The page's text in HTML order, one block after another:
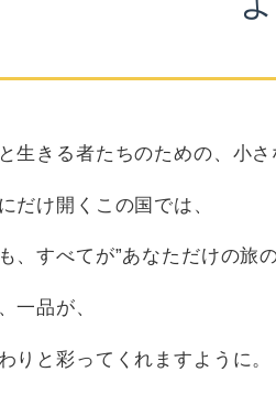
生きる者たちのための、小
だけ開くこの国では、
、すべてが”あなただけの旅
一品が、
りと彩ってくれますように。